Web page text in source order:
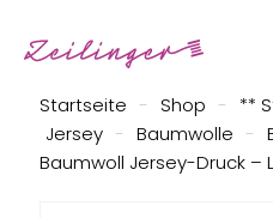
Startseite - Shop - **
Jersey - Baumwolle -
Baumwoll Jersey-Druck –